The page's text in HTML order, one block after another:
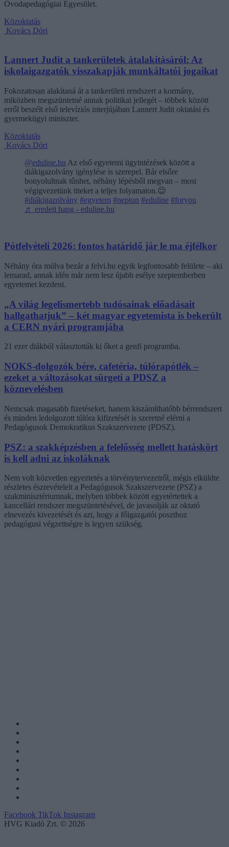
Óvodapedagógiai Egyesület.
Közoktatás
Kovács Dóri
Lannert Judit a tankerületek átalakításáról: Az
iskolaigazgatók visszakapják munkáltatói jogaikat
Fokozatosan alakítaná át a tankerületi rendszert a kormány,
miközben megszüntetné annak politikai jellegét – többek között
erről beszélt első televíziós interjújában Lannert Judit oktatási és
gyermekügyi miniszter.
Közoktatás
Kovács Dóri
@eduline.hu Az első egyetemi ügyintézések között a
diákigazolvány igénylése is szerepel. Bár elsőre
bonyolultnak tűnhet, néhány lépésből megvan – most
végigvezetünk titeket a teljes folyamaton.😉
#diákigazolvány #egyetem #neptun #eduline #foryou
♬ eredeti hang - eduline.hu
Pótfelvételi 2026: fontos határidő jár le ma éjfélkor
Néhány óra múlva bezár a felvi.hu egyik legfontosabb felülete – aki
lemarad, annak idén már nem lesz újabb esélye szeptemberben
egyetemet kezdeni.
„A világ legelismertebb tudósainak előadásait
hallgathatjuk” – két magyar egyetemista is bekerült
a CERN nyári programjába
21 ezer diákból választották ki őket a genfi programba.
NOKS-dolgozók bére, cafetéria, túlórapótlék –
ezeket a változásokat sürgeti a PDSZ a
köznevelésben
Nemcsak magasabb fizetéseket, hanem kiszámíthatóbb bérrendszert
és minden ledolgozott túlóra kifizetését is szeretné elérni a
Pedagógusok Demokratikus Szakszervezete (PDSZ).
PSZ: a szakképzésben a felelősség mellett hatáskört
is kell adni az iskoláknak
Nem volt közvetlen egyeztetés a törvénytervezetről, mégis elküldte
részletes észrevételeit a Pedagógusok Szakszervezete (PSZ) a
szakminisztériumnak, melyben többek között egyetértettek a
kancellári rendszer megszüntetésével, de javasolják az oktató
elnevezés kivezetését és azt, hogy a főigazgatói poszthoz
pedagógusi végzettségre is legyen szükség.
Facebook TikTok Instagram
HVG Kiadó Zrt. © 2026